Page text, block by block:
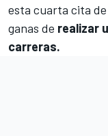
esta cuarta cita
ganas de realizar
carreras.